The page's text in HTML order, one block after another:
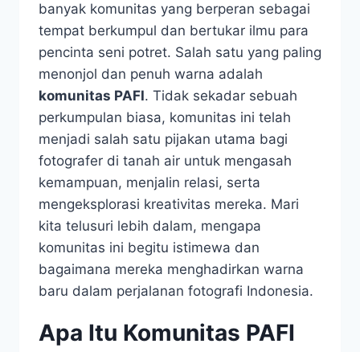
banyak komunitas yang berperan sebagai
tempat berkumpul dan bertukar ilmu para
pencinta seni potret. Salah satu yang paling
menonjol dan penuh warna adalah
komunitas PAFI. Tidak sekadar sebuah
perkumpulan biasa, komunitas ini telah
menjadi salah satu pijakan utama bagi
fotografer di tanah air untuk mengasah
kemampuan, menjalin relasi, serta
mengeksplorasi kreativitas mereka. Mari
kita telusuri lebih dalam, mengapa
komunitas ini begitu istimewa dan
bagaimana mereka menghadirkan warna
baru dalam perjalanan fotografi Indonesia.
Apa Itu Komunitas PAFI